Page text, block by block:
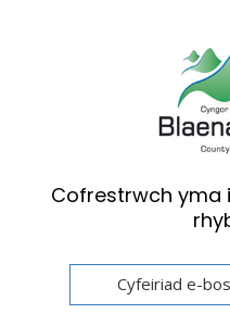
Cyngor
Ceisiadau Rhyddid
Cofrestrwch yma